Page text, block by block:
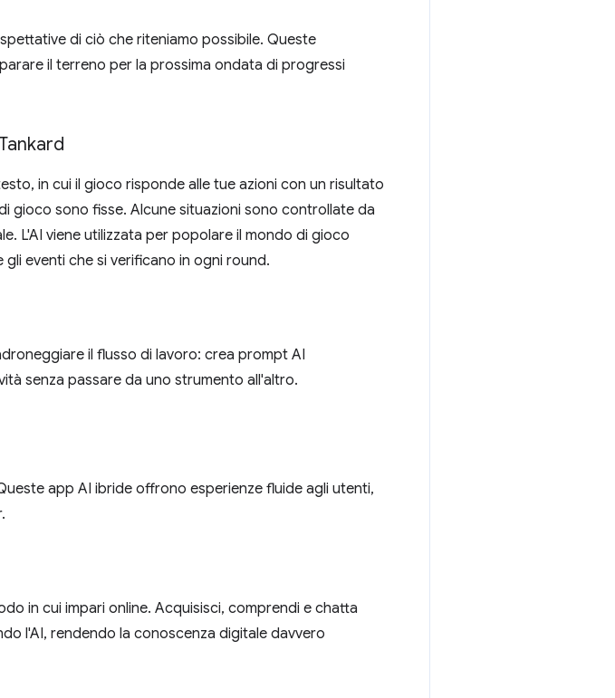
di ciò che riteniamo possibile. Queste
il terreno per la prossima ondata di progressi
in cui il gioco risponde alle tue azioni con un risultato
gioco sono fisse. Alcune situazioni sono controllate da
L'AI viene utilizzata per popolare il mondo di gioco
eventi che si verificano in ogni round.
il flusso di lavoro: crea prompt AI
senza passare da uno strumento all'altro.
app AI ibride offrono esperienze fluide agli utenti,
in cui impari online. Acquisisci, comprendi e chatta
l'AI, rendendo la conoscenza digitale davvero